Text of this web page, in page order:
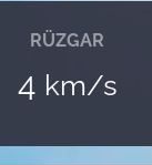
RÜZGAR
4 km/s